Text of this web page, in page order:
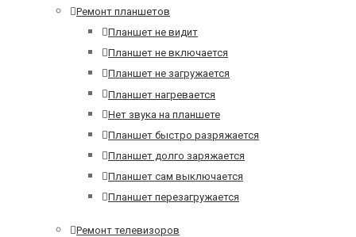
Ремонт планшетов
Планшет не видит
Планшет не включается
Планшет не загружается
Планшет нагревается
Нет звука на планшете
Планшет быстро разряжается
Планшет долго заряжается
Планшет сам выключается
Планшет перезагружается
Ремонт телевизоров